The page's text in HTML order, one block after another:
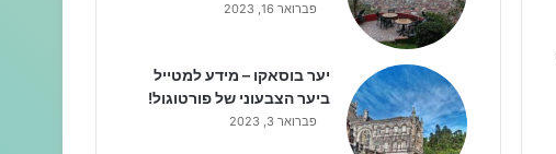
פברואר 16, 2023
יער בוסאקו – מידע למטייל
ביער הצבעוני של פורטוגול!
פברואר 3, 2023